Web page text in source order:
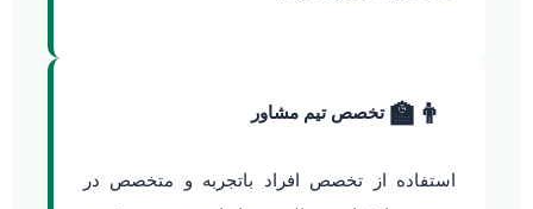
👨‍🏫 تخصص تیم مشاور
استفاده از تخصص افراد باتجربه و متخصص در